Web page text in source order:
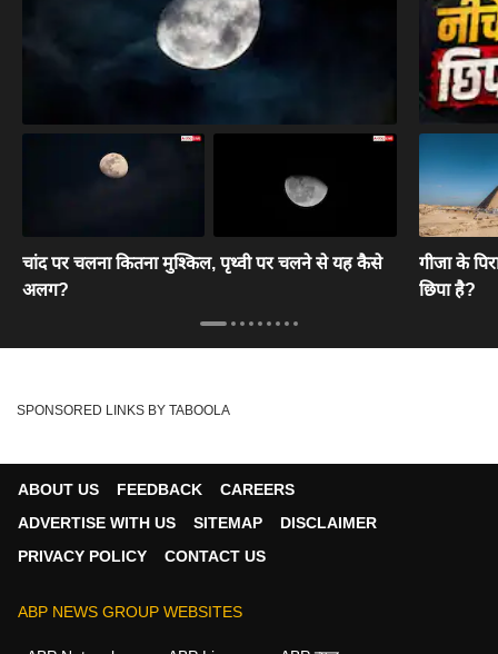
चांद पर चलना कितना मुश्किल, पृथ्वी पर चलने से यह कैसे
अलग?
गीजा के
छिपा है?
SPONSORED LINKS BY TABOOLA
ABOUT US FEEDBACK
CAREERS
ADVERTISE WITH US
SITEMAP
DISCLAIMER
PRIVACY POLICY
CONTACT US
ABP NEWS GROUP WEBSITES